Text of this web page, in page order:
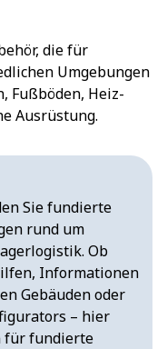
die für
Umgebungen
Fußböden, Heiz-
Ausrüstung.
Sie fundierte
rund um
Ob
Informationen
Gebäuden oder
– hier
für fundierte